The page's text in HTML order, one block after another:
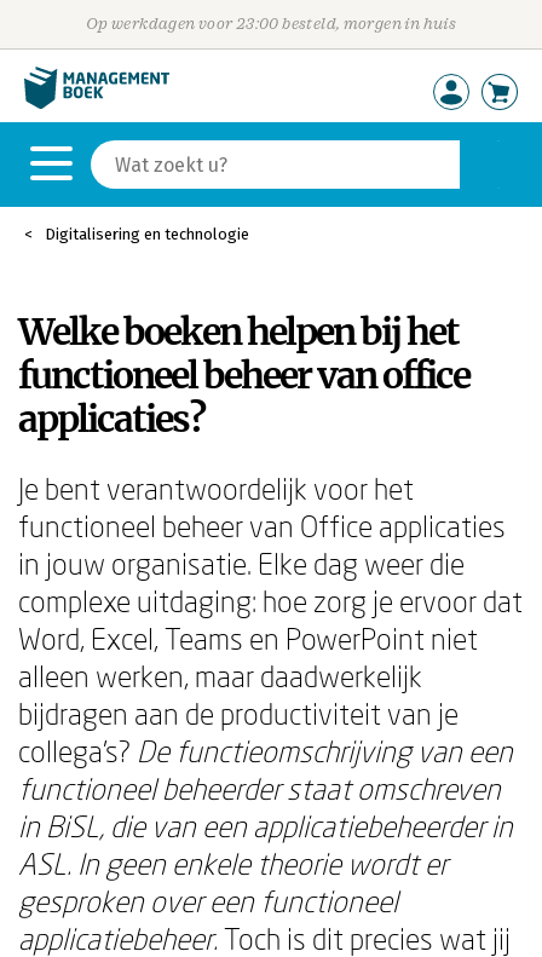
Op werkdagen voor 23:00 besteld, morgen in huis
Digitalisering en technologie
Welke boeken helpen bij het
functioneel beheer van office
applicaties?
Je bent verantwoordelijk voor het
functioneel beheer van Office applicaties
in jouw organisatie. Elke dag weer die
complexe uitdaging: hoe zorg je ervoor dat
Word, Excel, Teams en PowerPoint niet
alleen werken, maar daadwerkelijk
bijdragen aan de productiviteit van je
collega's? De functieomschrijving van een
functioneel beheerder staat omschreven
in BiSL, die van een applicatiebeheerder in
ASL. In geen enkele theorie wordt er
gesproken over een functioneel
applicatiebeheer. Toch is dit precies wat jij